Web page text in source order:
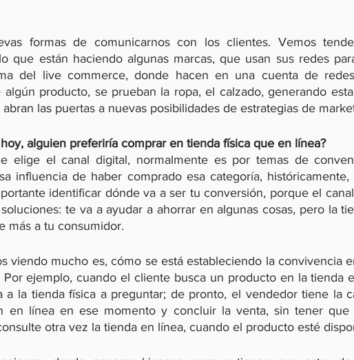
formas de comunicarnos con los clientes. Vemos
que están haciendo algunas marcas, que usan sus redes
del live commerce, donde hacen en una cuenta de
algún producto, se prueban la ropa, el calzado, generando
las puertas a nuevas posibilidades de estrategias de
alguien preferiría comprar en tienda física que en línea?
elige el canal digital, normalmente es por temas de
influencia de haber comprado esa categoría,
identificar dónde va a ser tu conversión, porque el
te va a ayudar a ahorrar en algunas cosas, pero la
más a tu consumidor.
viendo mucho es, cómo se está estableciendo la convivencia
ejemplo, cuando el cliente busca un producto en la tienda
a la tienda física a preguntar; de pronto, el vendedor tiene la
en línea en ese momento y concluir la venta, sin tener
otra vez la tienda en línea, cuando el producto esté